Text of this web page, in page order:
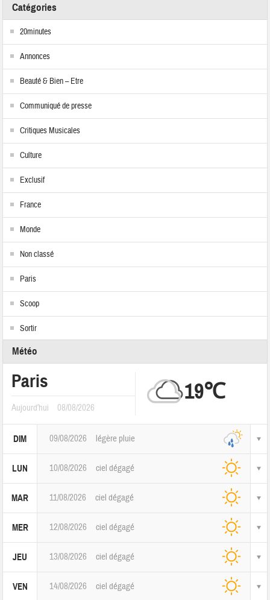
Catégories
20minutes
Annonces
Beauté & Bien – Etre
Communiqué de presse
Critiques Musicales
Culture
Exclusif
France
Monde
Non classé
Paris
Scoop
Sortir
Météo
Paris
Aujourd'hui 08/08/2026
19℃
DIM 09/08/2026 légère pluie
LUN 10/08/2026 ciel dégagé
MAR 11/08/2026 ciel dégagé
MER 12/08/2026 ciel dégagé
JEU 13/08/2026 ciel dégagé
VEN 14/08/2026 ciel dégagé